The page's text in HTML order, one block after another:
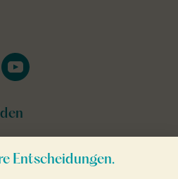
youtube